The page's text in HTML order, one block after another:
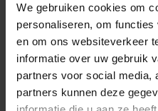
We gebruiken cookies om
personaliseren, om
en om ons websiteverkeer
informatie over uw gebruik
partners voor social media,
partners kunnen deze